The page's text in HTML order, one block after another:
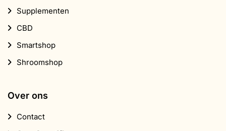
Supplementen
CBD
Smartshop
Shroomshop
Over ons
Contact